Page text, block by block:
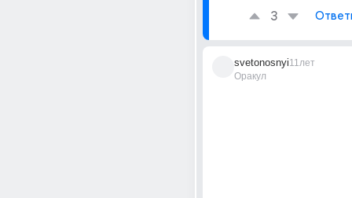
3
svetonosnyi
Оракул
11лет